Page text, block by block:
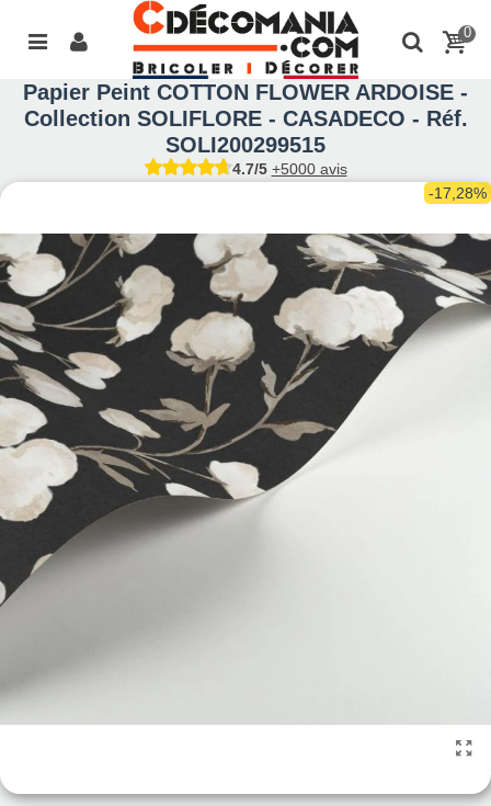
0
Papier Peint COTTON FLOWER ARDOISE -
Collection SOLIFLORE - CASADECO - Réf.
SOLI200299515
4.7/5 +5000 avis
-17,28%